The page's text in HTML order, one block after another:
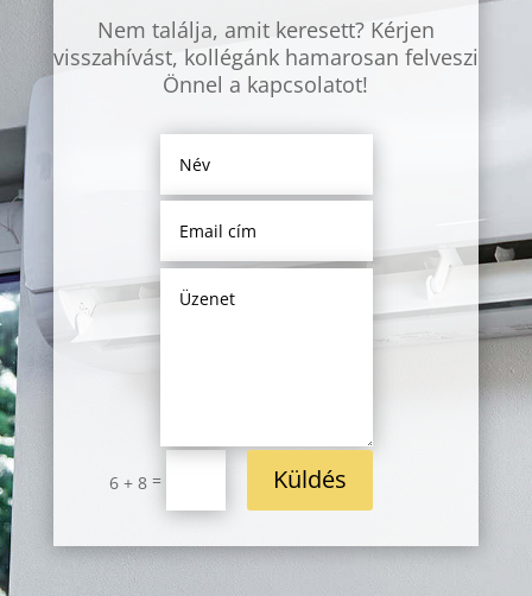
Nem találja, amit keresett? Kérjen
visszahívást, kollégánk hamarosan felveszi
Önnel a kapcsolatot!
6 + 8 = Küldés